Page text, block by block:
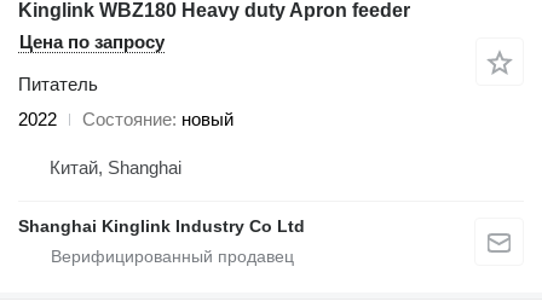
Kinglink WBZ180 Heavy duty Apron feeder
Цена по запросу
Питатель
2022
Состояние новый
Китай, Shanghai
Shanghai Kinglink Industry Co Ltd